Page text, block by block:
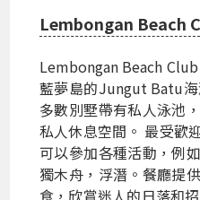
Lembongan Beach
Lembongan Beach
藍夢島的Jungut Batu海
多數別墅帶有私人泳池
私人休息空間。 最受歡
可以參加各種活動，例
獨木舟，浮潛。餐廳提
食，欣賞迷人的日落和